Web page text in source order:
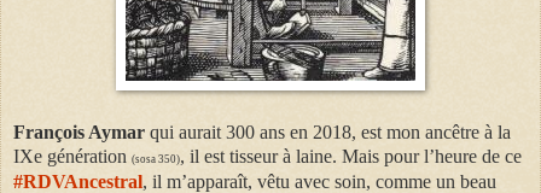
François Aymar qui aurait 300 ans en 2018, est mon ancêtre à la
IXe génération (sosa 350), il est tisseur à laine. Mais pour l’heure de ce
#RDVAncestral, il m’apparaît, vêtu avec soin, comme un beau